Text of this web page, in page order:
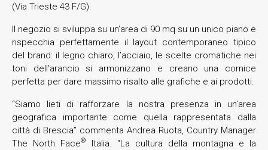
(Via Trieste 43 F/G).
Il negozio si sviluppa su un’area di 90 mq su un unico piano e
rispecchia perfettamente il layout contemporaneo tipico
del brand: il legno chiaro, l’acciaio, le scelte cromatiche nei
toni dell’arancio si armonizzano e creano una cornice
perfetta per dare massimo risalto alle grafiche e ai prodotti.
“Siamo lieti di rafforzare la nostra presenza in un’area
geografica importante come quella rappresentata dalla
città di Brescia” commenta Andrea Ruota, Country Manager
The North Face®
Italia. “La cultura della montagna e la